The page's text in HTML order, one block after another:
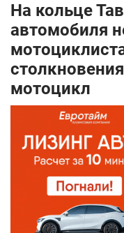
На кольце
автомобиля
мотоцикл